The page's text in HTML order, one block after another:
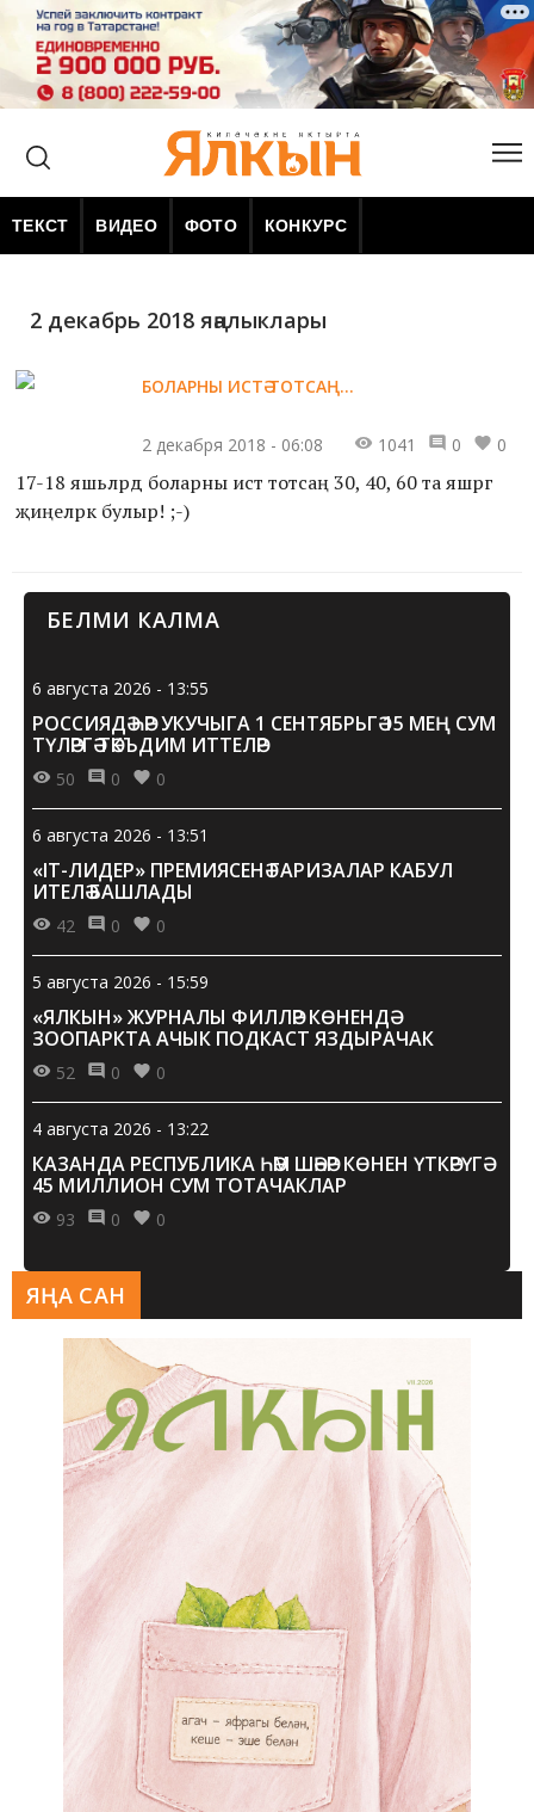
ТЕКСТ ВИДЕО ФОТО КОНКУРС
2 декабрь 2018 яңалыклары
БОЛАРНЫ ИСТӘ ТОТСАҢ...
2 декабря 2018 - 06:08 1041 0 0
17-18 яшьләрдә боларны истә тотсаң 30, 40, 60 та яшәргә
җиңелрәк булыр! ;-)
18-30 яшьләрдә без бик күп вакытыбызны кемгәдер
т...
БЕЛМИ КАЛМА
6 августа 2026 - 13:55
РОССИЯДӘ ҺӘР УКУЧЫГА 1 СЕНТЯБРЬГӘ 15 МЕҢ СУМ
ТҮЛӘРГӘ ТӘКЪДИМ ИТТЕЛӘР
50 0 0
6 августа 2026 - 13:51
«IT-ЛИДЕР» ПРЕМИЯСЕНӘ ГАРИЗАЛАР КАБУЛ
ИТЕЛӘ БАШЛАДЫ
42 0 0
5 августа 2026 - 15:59
«ЯЛКЫН» ЖУРНАЛЫ ФИЛЛӘР КӨНЕНДӘ
ЗООПАРКТА АЧЫК ПОДКАСТ ЯЗДЫРАЧАК
52 0 0
4 августа 2026 - 13:22
КАЗАНДА РЕСПУБЛИКА ҺӘМ ШӘҺӘР КӨНЕН ҮТКӘРҮГӘ
45 МИЛЛИОН СУМ ТОТАЧАКЛАР
93 0 0
ЯҢА САН